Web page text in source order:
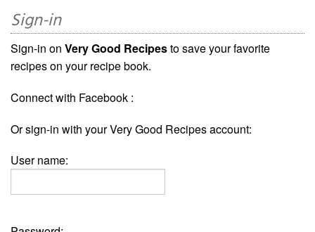
Sign-in
Sign-in on Very Good Recipesto save your favorite
recipes on your recipe book.
Connect with Facebook :
Or sign-in with your Very Good Recipes account:
User name: